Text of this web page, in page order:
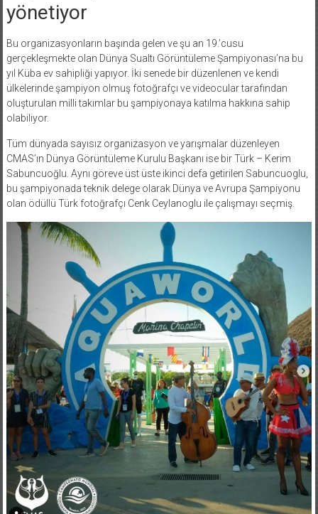
yönetiyor
Bu organizasyonların başında gelen ve şu an 19.’cusu
gerçekleşmekte olan Dünya Sualtı Görüntüleme Şampiyonası’na bu
yıl Küba ev sahipliği yapıyor. İki senede bir düzenlenen ve kendi
ülkelerinde şampiyon olmuş fotoğrafçı ve videocular tarafından
oluşturulan milli takımlar bu şampiyonaya katılma hakkına sahip
olabiliyor.
Tüm dünyada sayısız organizasyon ve yarışmalar düzenleyen
CMAS’ın Dünya Görüntüleme Kurulu Başkanı ise bir Türk – Kerim
Sabuncuoğlu. Aynı göreve üst üste ikinci defa getirilen Sabuncuoglu,
bu şampiyonada teknik delege olarak Dünya ve Avrupa Şampiyonu
olan ödüllü Türk fotoğrafçı Cenk Ceylanoglu ile çalışmayı seçmiş.